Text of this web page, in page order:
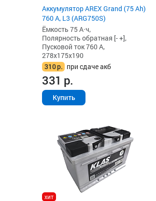
Аккумулятор AREX Grand (75 Ah)
760 А, L3 (ARG750S)
Ёмкость 75 А·ч,
Полярность обратная [- +],
Пусковой ток 760 А,
278x175x190
310р. при сдаче акб
331 р.
Купить
хит